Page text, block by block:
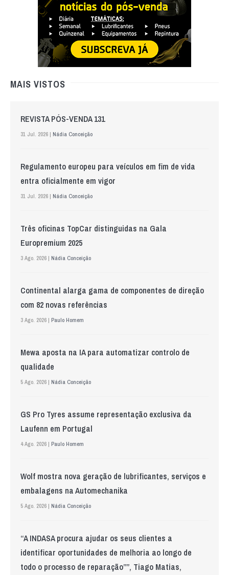
MAIS VISTOS
REVISTA PÓS-VENDA 131
31 Jul. 2026 | Nádia Conceição
Regulamento europeu para veículos em fim de vida
entra oficialmente em vigor
31 Jul. 2026 | Nádia Conceição
Três oficinas TopCar distinguidas na Gala
Europremium 2025
3 Ago. 2026 | Nádia Conceição
Continental alarga gama de componentes de direção
com 82 novas referências
3 Ago. 2026 | Paulo Homem
Mewa aposta na IA para automatizar controlo de
qualidade
5 Ago. 2026 | Nádia Conceição
GS Pro Tyres assume representação exclusiva da
Laufenn em Portugal
4 Ago. 2026 | Paulo Homem
Wolf mostra nova geração de lubrificantes, serviços e
embalagens na Automechanika
5 Ago. 2026 | Nádia Conceição
“A INDASA procura ajudar os seus clientes a
identificar oportunidades de melhoria ao longo de
todo o processo de reparação””, Tiago Matias,